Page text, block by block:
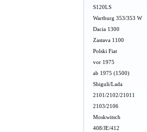
S120LS
Wartburg 353/353 W
Dacia 1300
Zastava 1100
Polski Fiat
vor 1975
ab 1975 (1500)
Shiguli/Lada
2101/2102/21011
2103/2106
Moskwitsch
408/JE/412